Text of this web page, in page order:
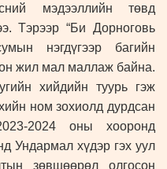
мэдээллийн төвд
Тэрээр “Би Дорноговь
нэгдүгээр багийн
жил мал маллаж байна.
хийдийн туурь гэж
ном зохиолд дурдсан
2024 оны хооронд
Ундармал хүдэр гэх уул
зөвшөөрөл олгосон